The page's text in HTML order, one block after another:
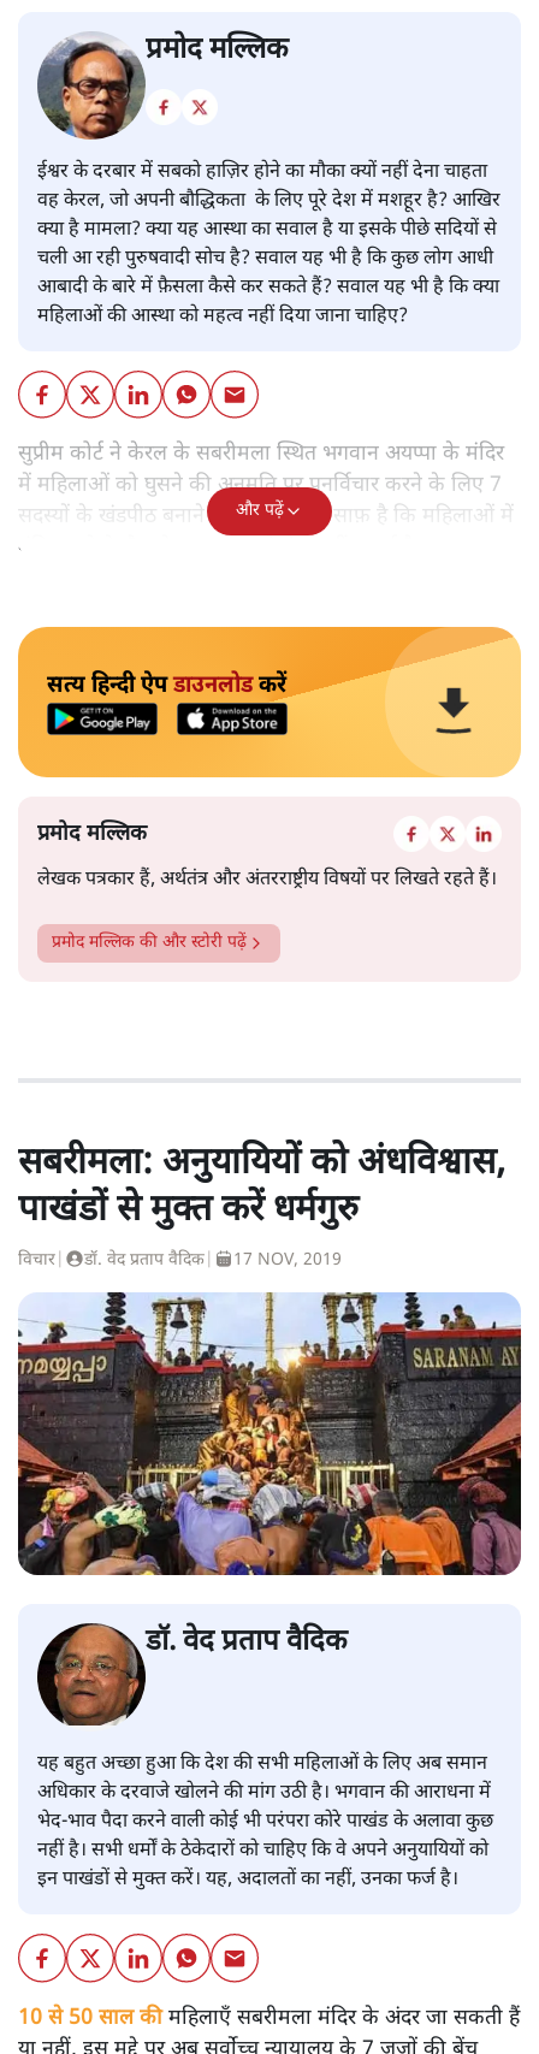
प्रमोद मल्लिक
ईश्वर के दरबार में सबको हाज़िर होने का मौका क्यों नहीं देना चाहता
वह केरल, जो अपनी बौद्धिकता के लिए पूरे देश में मशहूर है? आखिर
क्या है मामला? क्या यह आस्था का सवाल है या इसके पीछे सदियों से
चली आ रही पुरुषवादी सोच है? सवाल यह भी है कि कुछ लोग आधी
आबादी के बारे में फ़ैसला कैसे कर सकते हैं? सवाल यह भी है कि क्या
महिलाओं की आस्था को महत्व नहीं दिया जाना चाहिए?
सुप्रीम कोर्ट ने केरल के सबरीमला स्थित भगवान अयप्पा के मंदिर
में महिलाओं को घुसने की अनुमति पर पुनर्विचार करने के लिए 7
सदस्यों के खंडपीठ बनाने को कहा। इससे साफ़ है कि महिलाओं में
मंदिर जाने के फ़ैसले पर सरकार ने रोक नहीं लगाई है।
और पढ़ें
सत्य हिन्दी ऐपडाउनलोडकरें
प्रमोद मल्लिक
लेखक पत्रकार हैं, अर्थतंत्र और अंतरराष्ट्रीय विषयों पर लिखते रहते हैं।
प्रमोद मल्लिक की और स्टोरी पढ़ें
सबरीमला: अनुयायियों को अंधविश्वास,
पाखंडों से मुक्त करें धर्मगुरु
विचार डॉ. वेद प्रताप वैदिक 17 NOV, 2019
डॉ. वेद प्रताप वैदिक
यह बहुत अच्छा हुआ कि देश की सभी महिलाओं के लिए अब समान
अधिकार के दरवाजे खोलने की मांग उठी है। भगवान की आराधना में
भेद-भाव पैदा करने वाली कोई भी परंपरा कोरे पाखंड के अलावा कुछ
नहीं है। सभी धर्मों के ठेकेदारों को चाहिए कि वे अपने अनुयायियों को
इन पाखंडों से मुक्त करें। यह, अदालतों का नहीं, उनका फर्ज है।
10 से 50 साल कीमहिलाएँ सबरीमला मंदिर के अंदर जा सकती हैं